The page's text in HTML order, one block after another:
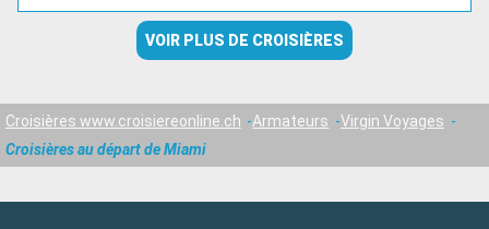
VOIR PLUS DE CROISIÈRES
Croisières www.croisiereonline.ch Armateurs
Virgin Voyages
Croisières au départ de Miami